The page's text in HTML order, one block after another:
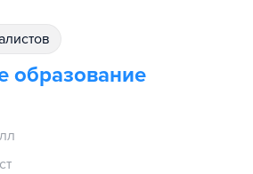
образование